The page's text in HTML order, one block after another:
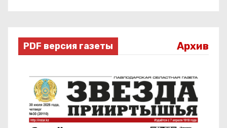
PDF версия газеты Архив